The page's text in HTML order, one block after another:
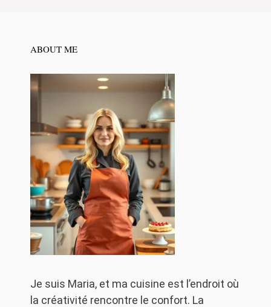
ABOUT ME
Je suis Maria, et ma cuisine est l’endroit où
la créativité rencontre le confort. La